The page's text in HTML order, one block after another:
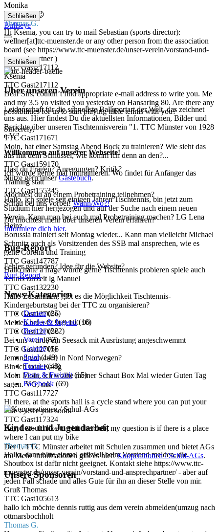
Monika
Hallihallo 😉
Thomas G.
Hi Ksenia, you can try to mail Sebastian (sports director):
wellner[at]ttc-muenster.de or any other person from the association
board (see https://www.ttc-muenster.de/unser-verein/vorstand-und-
ansprechpartner )
TTC Gast217112
Ksenia
TTC Gast217112
Dear Sirs, couldn’t find appropriate e-mail address to write you. Me
and my 3.5 yo visited you yesterday on Hansaring 80. Are there any
possibilities for us to start playing table tennis with you?
Sincerely,
TTC Gast171671
Moin, hat einer Samstag Abend Bock zu trainieren? Wie sieht das
aus mit dem Schlüssel, wie komm ich denn an den?...
TTC Gast159170
Ich würde gerne mal mittrainieren. Wo findet für Anfänger das
Training statt
TTC Gast155345
Hallo, ich spiele seit einigen Jahren Tischtennis, bin jetzt zum
Studium hier hergezogen und auf der Suche nach einem neuen
Verein. Kann man bei euch mal Probetraining machen? LG Lena
Heinz
Borussia trainiert seit Montag wieder... Kann man vielleicht Michael
Schmitz auch als Vorsitzenden des SSB mal ansprechen, wie es
geht: Corona und Training
TTC Gast147787
Hallo hätte a frage würde gerne Tischtennis probieren spiele auch
Tennis zurzeit lg Manuel
TTC Gast132230
Hallo Zusammen, gibt es die Möglichkeit Tischtennis-
Kindergeburtstag bei der TTC zu organisieren?
TTC Gast127056
Melden bei +47 969 100 90
TTC Gast127056
Bei uns wurde ein Seesack mit Ausrüstung angeschwemmt
TTC Gast127056
Jemand von euch in Nord Norwegen?
Bin ich total Kasig
Moin Moin, ich wollte meiner Schaut Box Mal wieder Guten Tag
sagen. VG, mk
TTC Gast117727
Hi there, at the sports hall is a cycle stand where you can put your
bike :-) See you soon!
TTC Gast117324
Hey, I would like to visit the club, my question is if there is a place
where I can put my bike
Thomas G.
Hallo, dann bitte einmal offiziell beim Vorstand melden, die
Shoutbox ist dafür nicht geeignet. Kontakt siehe https://www.ttc-
muenster.de/unser-verein/vorstand-und-ansprechpartner/ - aber auf
jeden Fall schade und alles Gute für ihn an dieser Stelle von mir.
Gruß Thomas
TTC Gast105613
hallo ich möchte dennis ruttig aus dem verein abmelden(umzug nach
ottmarsbochholt
Thomas G.
Schließen
Bullseye
Schließen
Über unseren Verein
Leidenschaft für die schnellste Ballsportart der Welt, das zeichnet
uns aus. Hier findest Du die aktuellsten Informationen, Bilder und
Berichte über unseren Tischtennisverein "1. TTC Münster von 1928
e.V.".
Willkommen auf unserer Webseite!
Hast du Fragen? Anregungen? Kritik?
Nutze gern unserGästebuch.
Möchtest du an einem Probetraining teilnehmen?
Schau bei uns vorbei!Wann/Wo?!
Du möchtest mehr über unseren Verein erfahren?
Informiere dich hier.
Bug-Report
Fehler gefunden? Idee für die Website?
Bug-Report
News-Kategorien
Damen(25)
Kinder & Jugend(16)
Bericht(222)
Verein(82)
Galerie(1)
Spiel(149)
Turnier(48)
Feste & Freizeit(15)
Facebook (69)
Kinder- und Jugendarbeit
Der 1. TTC Münster arbeitet mit Schulen zusammen und bietet AGs
an. Mehr Informationen gibt es hier:Kooperationen / Schul-AGs.
Unsere Sponsoren